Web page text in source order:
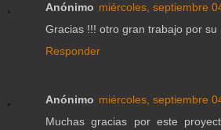
Anónimo miércoles, septiembre
Gracias !!! otro gran trabajo por su
Responder
Anónimo miércoles, septiembre
Muchas gracias por este